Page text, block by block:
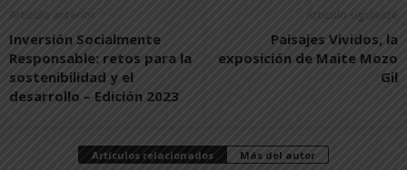
Artículo anterior
Inversión Socialmente
Responsable: retos para la
sostenibilidad y el
desarrollo – Edición 2023
Artículo siguiente
Paisajes Vividos, la
exposición de Maite Mozo
Gil
Artículos relacionados Más del autor